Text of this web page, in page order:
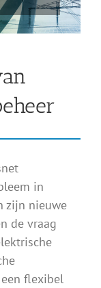
in
zijn nieuwe
de vraag
een flexibel